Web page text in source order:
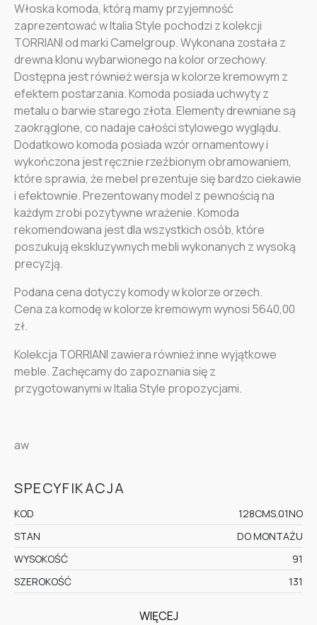
Włoska komoda, którą mamy przyjemność
zaprezentować w Italia Style pochodzi z kolekcji
TORRIANI od marki Camelgroup. Wykonana została z
drewna klonu wybarwionego na kolor orzechowy.
Dostępna jest również wersja w kolorze kremowym z
efektem postarzania. Komoda posiada uchwyty z
metalu o barwie starego złota. Elementy drewniane są
zaokrąglone, co nadaje całości stylowego wyglądu.
Dodatkowo komoda posiada wzór ornamentowy i
wykończona jest ręcznie rzeźbionym obramowaniem,
które sprawia, że mebel prezentuje się bardzo ciekawie
i efektownie. Prezentowany model z pewnością na
każdym zrobi pozytywne wrażenie. Komoda
rekomendowana jest dla wszystkich osób, które
poszukują ekskluzywnych mebli wykonanych z wysoką
precyzją.
Podana cena dotyczy komody w kolorze orzech.
Cena za komodę w kolorze kremowym wynosi 5640,00
zł.
Kolekcja TORRIANI zawiera również inne wyjątkowe
meble. Zachęcamy do zapoznania się z
przygotowanymi w Italia Style propozycjami.
aw
SPECYFIKACJA
KOD
128CMS.01NO
STAN
DO MONTAŻU
WYSOKOŚĆ
91
SZEROKOŚĆ
131
WIĘCEJ